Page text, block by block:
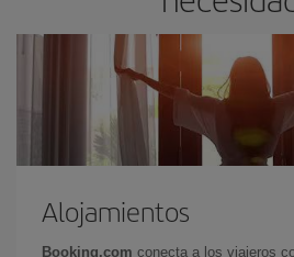
Alojamientos
Booking.com conecta a los viajeros